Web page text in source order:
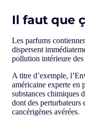
Il faut que
Les parfums
dispersent
pollution intérieure des
A titre d’exemple,
américaine experte en
substances chimiques
dont des perturbateurs
cancérigènes avérées.